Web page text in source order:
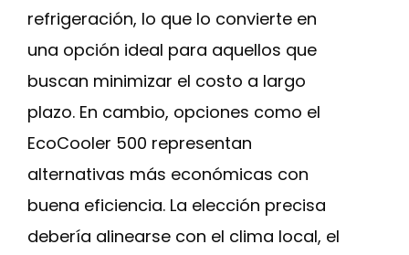
refrigeración, lo que lo convierte en
una opción ideal para aquellos que
buscan minimizar el costo a largo
plazo. En cambio, opciones como el
EcoCooler 500 representan
alternativas más económicas con
buena eficiencia. La elección precisa
debería alinearse con el clima local, el